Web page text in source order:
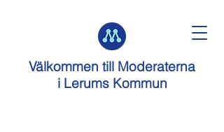
Välkommen till Moderaterna
i Lerums Kommun